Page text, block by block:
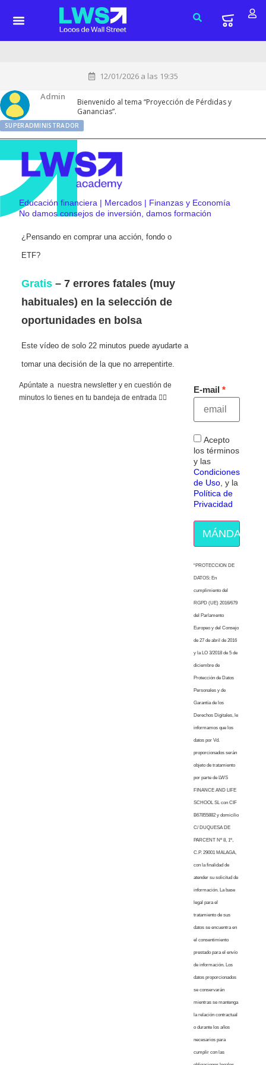
12/01/2026 a las 19:35
Admin
SUPERADMINISTRADOR
Bienvenido al tema “Proyección de Pérdidas y
Ganancias”.
Educación financiera | Mercados | Finanzas y Economía
No damos consejos de inversión, damos formación
¿Pensando en comprar una acción, fondo o
ETF?
Gratis – 7 errores fatales (muy
habituales) en la selección de
oportunidades en bolsa
Este vídeo de solo 22 minutos puede ayudarte a
tomar una decisión de la que no arrepentirte.
Apúntate a nuestra newsletter y en cuestión de
minutos lo tienes en tu bandeja de entrada 👇🏻
E-mail
Acepto
los términos
y las
Condiciones
de Uso, y la
Política de
Privacidad
MÁNDAME
“PROTECCION DE
DATOS: En
cumplimiento del
RGPD (UE) 2016/679
del Parlamento
Europeo y del Consejo
de 27 de abril de 2016
y la LO 3/2018 de 5 de
diciembre de
Protección de Datos
Personales y de
Garantía de los
Derechos Digitales, le
informamos que los
datos por Vd.
proporcionados serán
objeto de tratamiento
por parte de LWS
FINANCE AND LIFE
SCHOOL SL con CIF
B67855882 y domicilio
C/ DUQUESA DE
PARCENT Nº 8, 1º,
C.P. 29001 MALAGA,
con la finalidad de
atender su solicitud de
información. La base
legal para el
tratamiento de sus
datos se encuentra en
el consentimiento
prestado para el envío
de información. Los
datos proporcionados
se conservarán
mientras se mantenga
la relación contractual
o durante los años
necesarios para
cumplir con las